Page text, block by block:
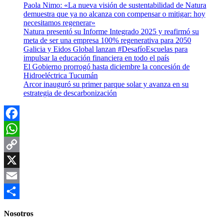
Paola Nimo: «La nueva visión de sustentabilidad de Natura
demuestra que ya no alcanza con compensar o mitigar: hoy
necesitamos regenerar»
Natura presentó su Informe Integrado 2025 y reafirmó su
meta de ser una empresa 100% regenerativa para 2050
Galicia y Eidos Global lanzan #DesafíoEscuelas para
impulsar la educación financiera en todo el país
El Gobierno prorrogó hasta diciembre la concesión de
Hidroeléctrica Tucumán
Arcor inauguró su primer parque solar y avanza en su
estrategia de descarbonización
Facebook
WhatsApp
Copy
Link
X
Email
Nosotros